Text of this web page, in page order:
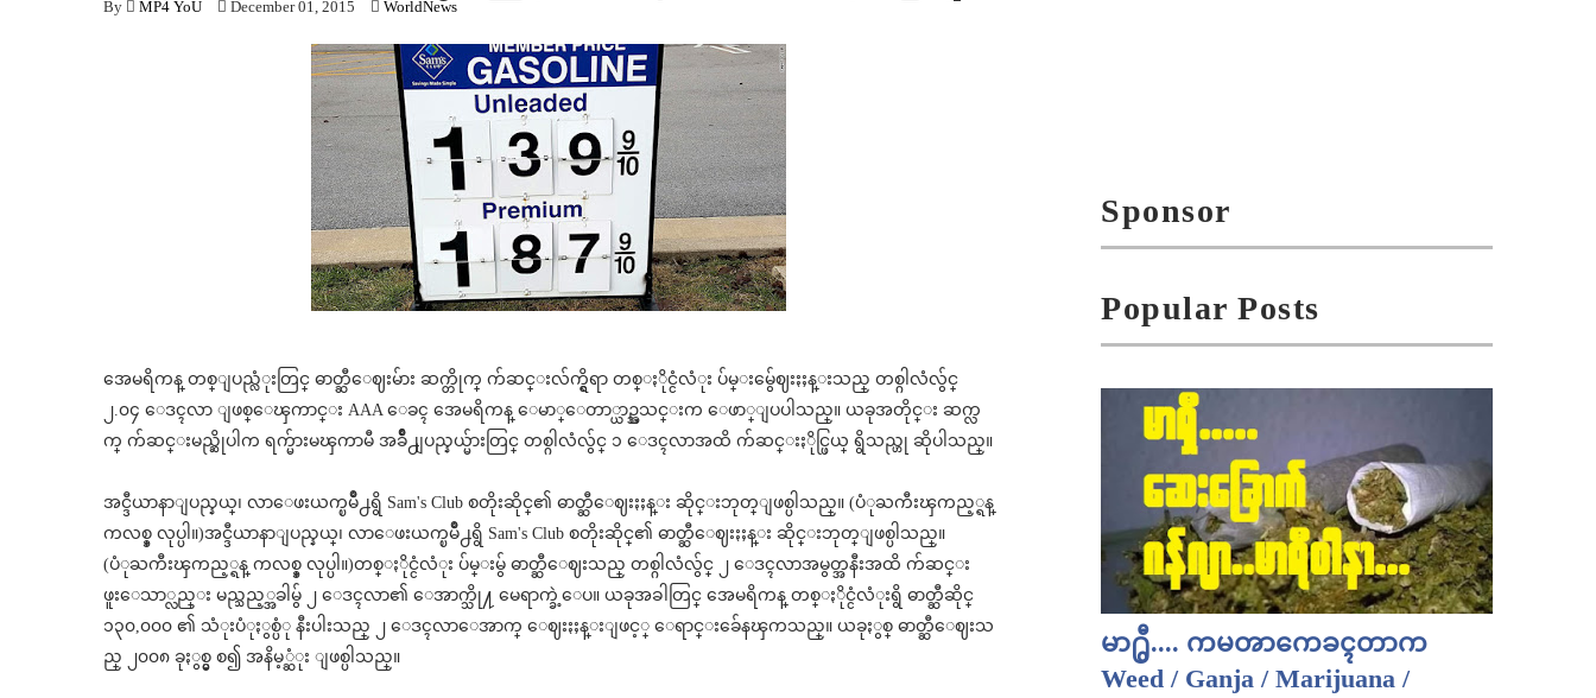
By MP4 YoU December 01, 2015 WorldNews
အေမရိကန္ တစ္ျပည္လံုးတြင္ ဓာတ္ဆီေဈးမ်ား ဆက္တိုက္ က်ဆင္းလ်က္ရွိရာ တစ္ႏိုင္ငံလံုး ပ်မ္းမွ်ေဈးႏႈန္းသည္ တစ္ဂါလံလွ်င္
၂.၀၄ ေဒၚလာ ျဖစ္ေၾကာင္း AAA ေခၚ အေမရိကန္ ေမာ္ေတာ္ယာဥ္အသင္းက ေဖာ္ျပပါသည္။ ယခုအတိုင္း ဆက္လ
က္ က်ဆင္းမည္ဆိုပါက ရက္မ်ားမၾကာမီ အခ်ိဳ႕ျပည္နယ္မ်ားတြင္ တစ္ဂါလံလွ်င္ ၁ ေဒၚလာအထိ က်ဆင္းႏိုင္ဖြယ္ ရွိသည္ဟု ဆိုပါသည္။
အင္ဒီယာနာျပည္နယ္၊ လာေဖးယက္ၿမိဳ႕ရွိ Sam's Club စတိုးဆိုင္၏ ဓာတ္ဆီေဈးႏႈန္း ဆိုင္းဘုတ္ျဖစ္ပါသည္။ (ပံုႀကီးၾကည့္ရန္
ကလစ္ခ္ လုပ္ပါ။)အင္ဒီယာနာျပည္နယ္၊ လာေဖးယက္ၿမိဳ႕ရွိ Sam's Club စတိုးဆိုင္၏ ဓာတ္ဆီေဈးႏႈန္း ဆိုင္းဘုတ္ျဖစ္ပါသည္။
(ပံုႀကီးၾကည့္ရန္ ကလစ္ခ္ လုပ္ပါ။)တစ္ႏိုင္ငံလံုး ပ်မ္းမွ် ဓာတ္ဆီေဈးသည္ တစ္ဂါလံလွ်င္ ၂ ေဒၚလာအမွတ္အနီးအထိ က်ဆင္း
ဖူးေသာ္လည္း မည္သည့္အခါမွ် ၂ ေဒၚလာ၏ ေအာက္သို႔ မေရာက္ခဲ့ေပ။ ယခုအခါတြင္ အေမရိကန္ တစ္ႏိုင္ငံလံုးရွိ ဓာတ္ဆီဆိုင္
၁၃၀,၀၀၀ ၏ သံုးပံုႏွစ္ပံု နီးပါးသည္ ၂ ေဒၚလာေအာက္ ေဈးႏႈန္းျဖင့္ ေရာင္းခ်ေနၾကသည္။ ယခုႏွစ္ ဓာတ္ဆီေဈးသ
ည္ ၂၀၀၈ ခုႏွစ္မွ စ၍ အနိမ့္ဆံုး ျဖစ္ပါသည္။
Sponsor
Popular Posts
မာ႐ွီ.... ကမၻာကေခၚတာက
Weed / Ganja / Marijuana /